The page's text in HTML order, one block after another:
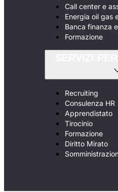
Call center e
Energia oil gas
Banca finanza
Formazione
Recruiting
Consulenza HR
Apprendistato
Tirocinio
Formazione
Diritto Mirato